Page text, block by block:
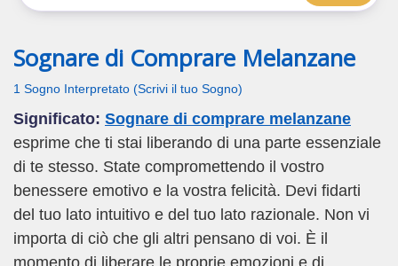
Sognare di Comprare Melanzane
1 Sogno Interpretato (Scrivi il tuo Sogno)
Significato: Sognare di comprare melanzane
esprime che ti stai liberando di una parte essenziale
di te stesso. State compromettendo il vostro
benessere emotivo e la vostra felicità. Devi fidarti
del tuo lato intuitivo e del tuo lato razionale. Non vi
importa di ciò che gli altri pensano di voi. È il
momento di liberare le proprie emozioni e di